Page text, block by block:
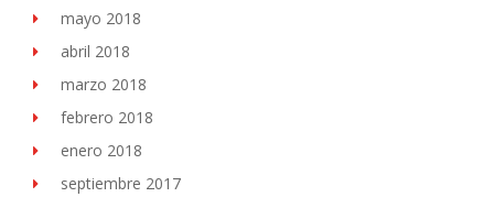
mayo 2018
abril 2018
marzo 2018
febrero 2018
enero 2018
septiembre 2017